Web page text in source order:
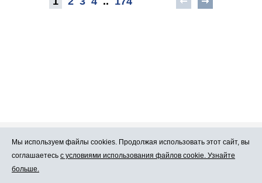
Про Atlants.lv Реклама
Мы используем файлы cookies. Продолжая использовать этот сайт, вы
соглашаетесь с условиями использования файлов cookie. Узнайте
больше.